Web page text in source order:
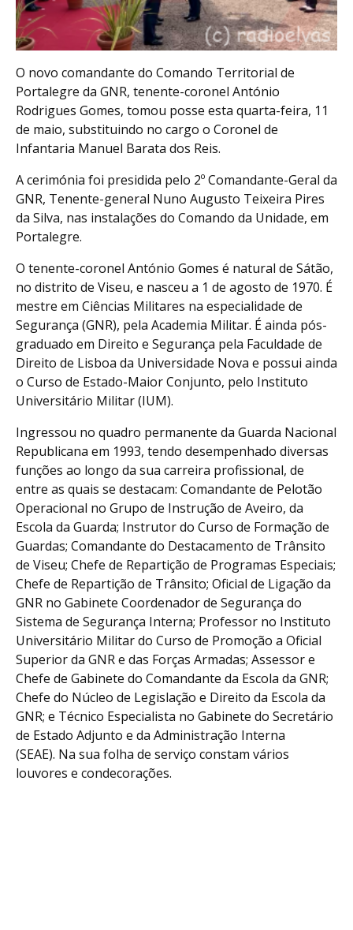
O novo comandante do Comando Territorial de
Portalegre da GNR, tenente-coronel António
Rodrigues Gomes, tomou posse esta quarta-feira, 11
de maio, substituindo no cargo o Coronel de
Infantaria Manuel Barata dos Reis.
A cerimónia foi presidida pelo 2º Comandante-Geral da
GNR, Tenente-general Nuno Augusto Teixeira Pires
da Silva, nas instalações do Comando da Unidade, em
Portalegre.
O tenente-coronel António Gomes é natural de Sátão,
no distrito de Viseu, e nasceu a 1 de agosto de 1970. É
mestre em Ciências Militares na especialidade de
Segurança (GNR), pela Academia Militar. É ainda pós-
graduado em Direito e Segurança pela Faculdade de
Direito de Lisboa da Universidade Nova e possui ainda
o Curso de Estado-Maior Conjunto, pelo Instituto
Universitário Militar (IUM).
Ingressou no quadro permanente da Guarda Nacional
Republicana em 1993, tendo desempenhado diversas
funções ao longo da sua carreira profissional, de
entre as quais se destacam: Comandante de Pelotão
Operacional no Grupo de Instrução de Aveiro, da
Escola da Guarda; Instrutor do Curso de Formação de
Guardas; Comandante do Destacamento de Trânsito
de Viseu; Chefe de Repartição de Programas Especiais;
Chefe de Repartição de Trânsito; Oficial de Ligação da
GNR no Gabinete Coordenador de Segurança do
Sistema de Segurança Interna; Professor no Instituto
Universitário Militar do Curso de Promoção a Oficial
Superior da GNR e das Forças Armadas; Assessor e
Chefe de Gabinete do Comandante da Escola da GNR;
Chefe do Núcleo de Legislação e Direito da Escola da
GNR; e Técnico Especialista no Gabinete do Secretário
de Estado Adjunto e da Administração Interna
(SEAE). Na sua folha de serviço constam vários
louvores e condecorações.